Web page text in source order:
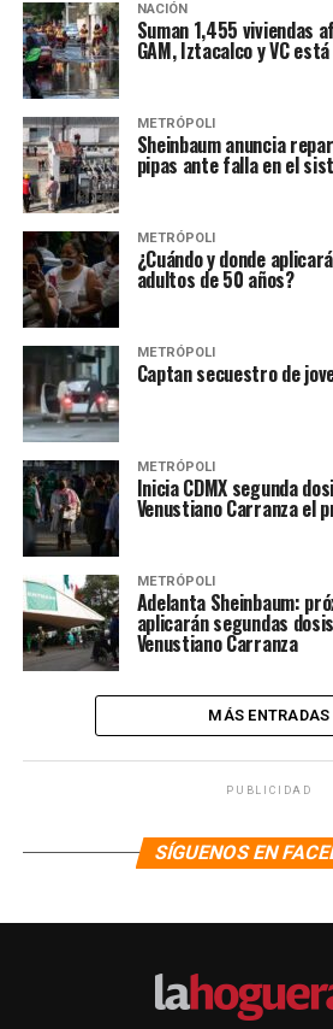
NACIÓN
Suman 1,455 viviendas
GAM, Iztacalco y VC
METRÓPOLI
Sheinbaum anuncia
pipas ante falla en el
METRÓPOLI
¿Cuándo y donde
adultos de 50 años?
METRÓPOLI
Captan secuestro de
METRÓPOLI
Inicia CDMX segunda
Venustiano Carranza el
METRÓPOLI
Adelanta Sheinbaum:
aplicarán segundas
Venustiano Carranza
MÁS ENTRADAS
PUBLICIDAD
SÍGUENOS EN